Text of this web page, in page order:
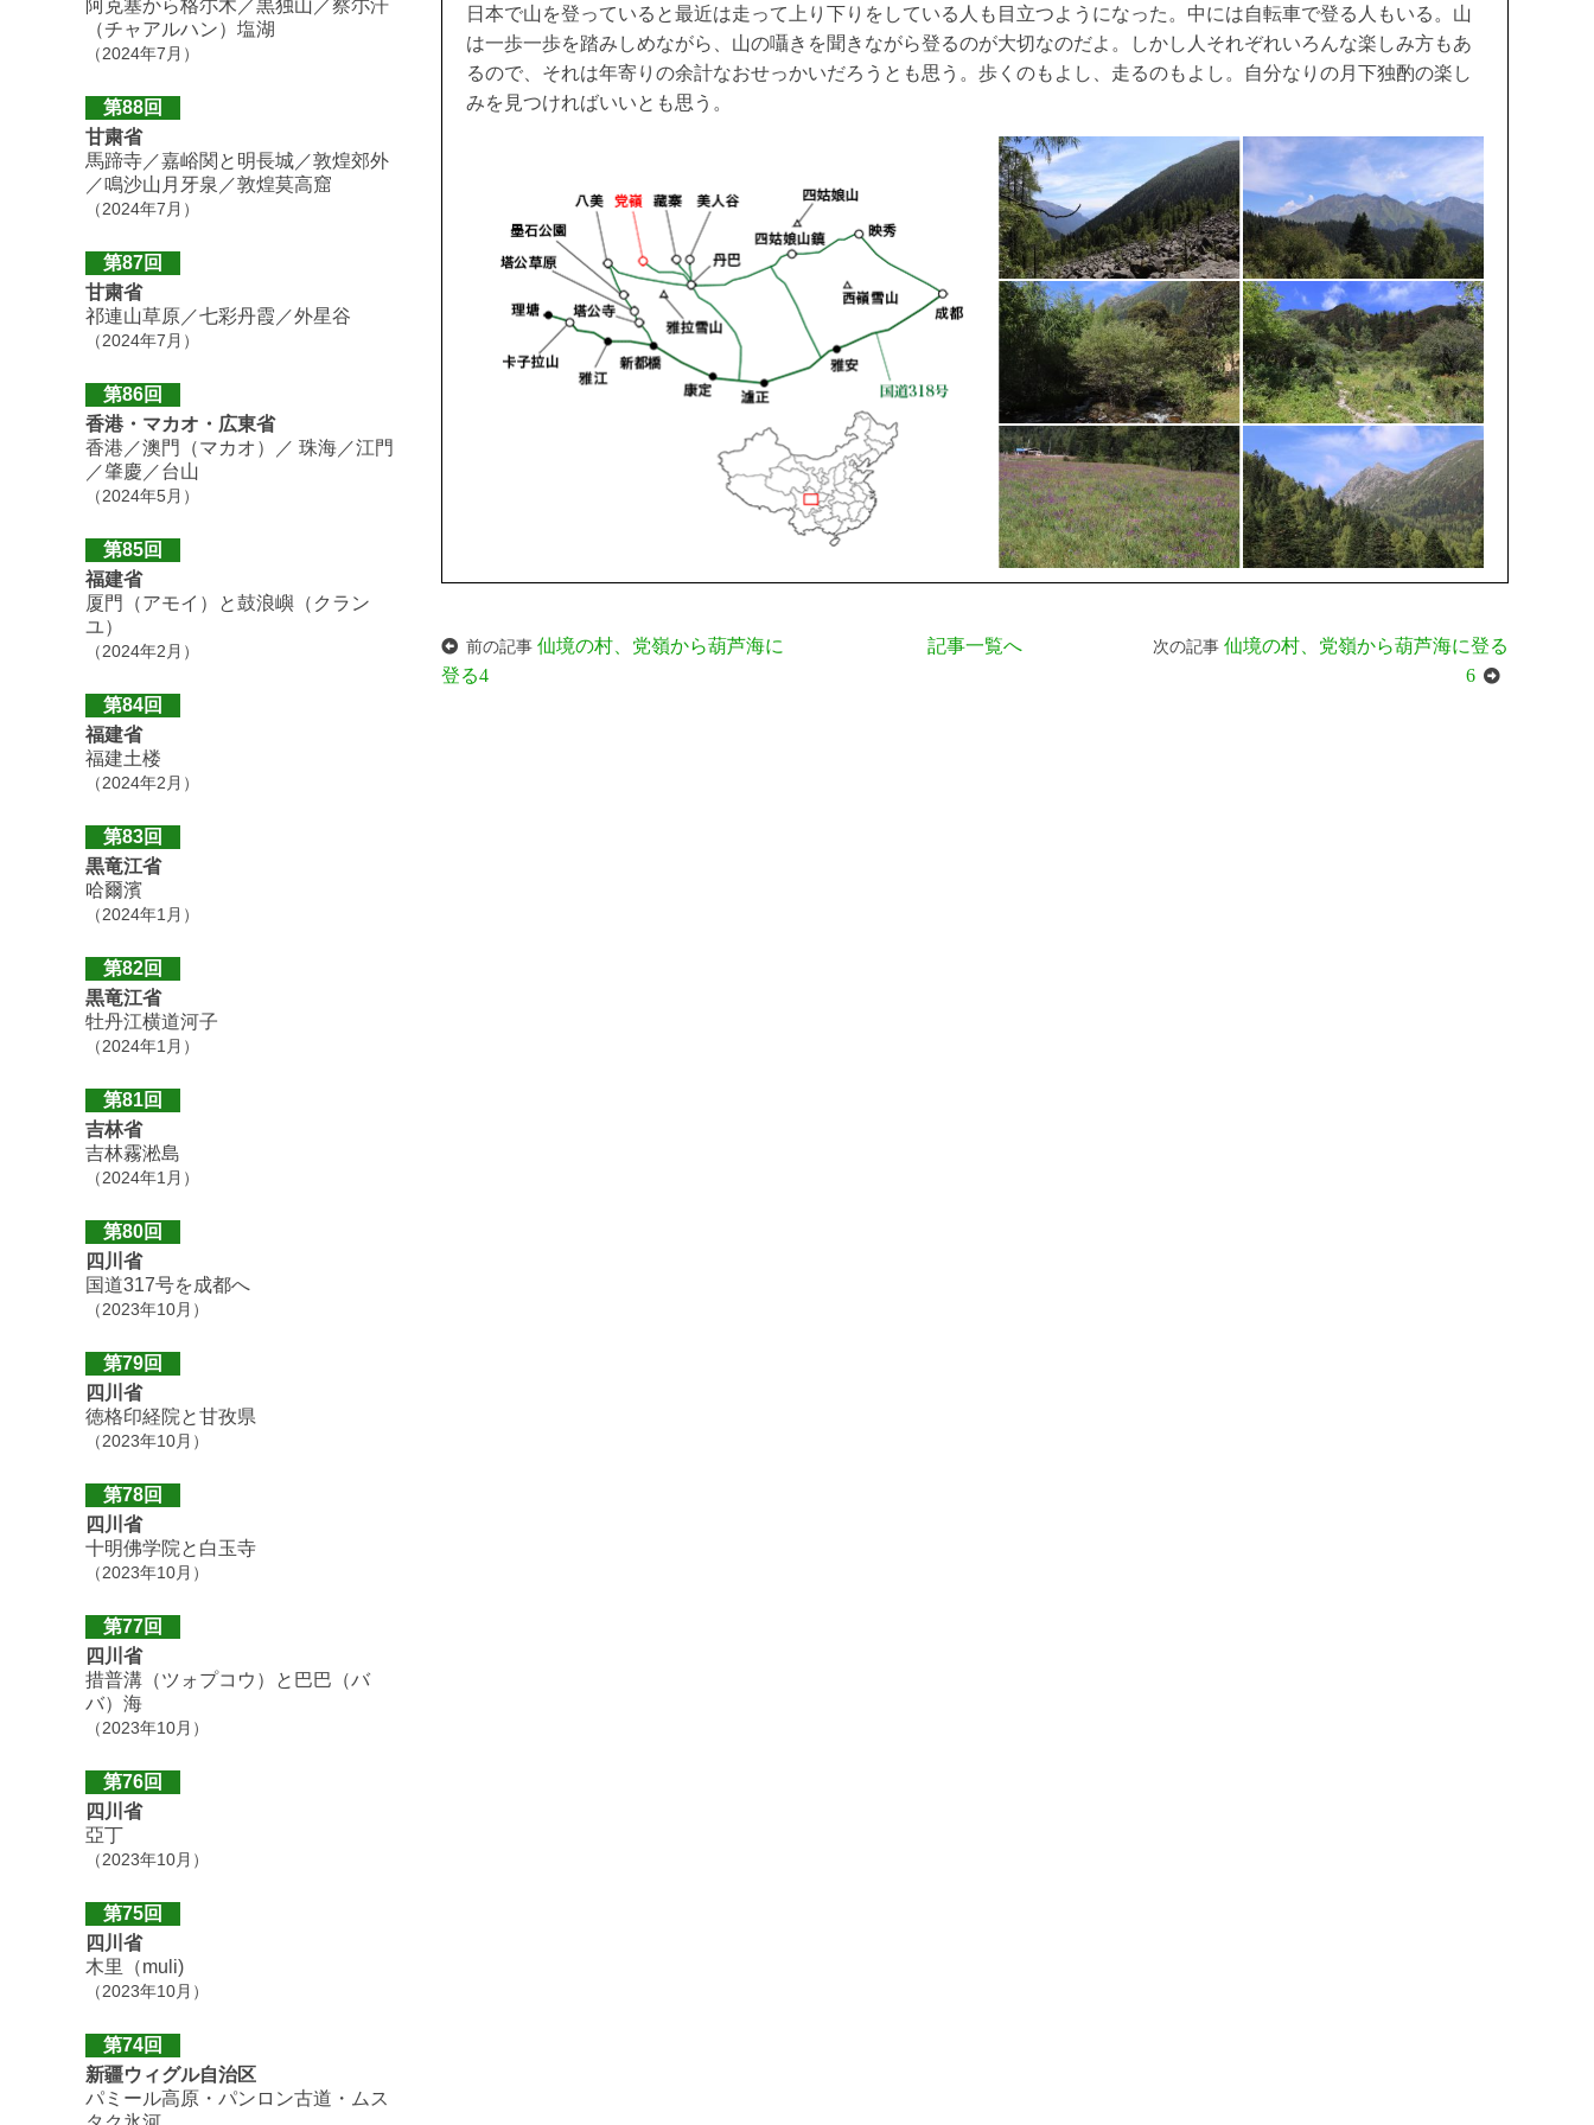
日本で山を登っていると最近は走って上り下りをしている人も目立つようになった。中には自転車で登る人もいる。山
は一歩一歩を踏みしめながら、山の囁きを聞きながら登るのが大切なのだよ。しかし人それぞれいろんな楽しみ方もあ
るので、それは年寄りの余計なおせっかいだろうとも思う。歩くのもよし、走るのもよし。自分なりの月下独酌の楽し
みを見つければいいとも思う。
前の記事 仙境の村、党嶺から葫芦海に
登る4
記事一覧へ 次の記事 仙境の村、党嶺から葫芦海に登る
6
阿克塞から格尓木／黒独山／察尓汗
（チャアルハン）塩湖
（2024年7月）
第88回
甘粛省
馬蹄寺／嘉峪関と明長城／敦煌郊外
／鳴沙山月牙泉／敦煌莫高窟
（2024年7月）
第87回
甘粛省
祁連山草原／七彩丹霞／外星谷
（2024年7月）
第86回
香港・マカオ・広東省
香港／澳門（マカオ）／ 珠海／江門
／肇慶／台山
（2024年5月）
第85回
福建省
厦門（アモイ）と鼓浪嶼（クラン
ユ）
（2024年2月）
第84回
福建省
福建土楼
（2024年2月）
第83回
黒竜江省
哈爾濱
（2024年1月）
第82回
黒竜江省
牡丹江横道河子
（2024年1月）
第81回
吉林省
吉林霧淞島
（2024年1月）
第80回
四川省
国道317号を成都へ
（2023年10月）
第79回
四川省
徳格印経院と甘孜県
（2023年10月）
第78回
四川省
十明佛学院と白玉寺
（2023年10月）
第77回
四川省
措普溝（ツォプコウ）と巴巴（バ
バ）海
（2023年10月）
第76回
四川省
亞丁
（2023年10月）
第75回
四川省
木里（muli)
（2023年10月）
第74回
新疆ウィグル自治区
パミール高原・パンロン古道・ムス